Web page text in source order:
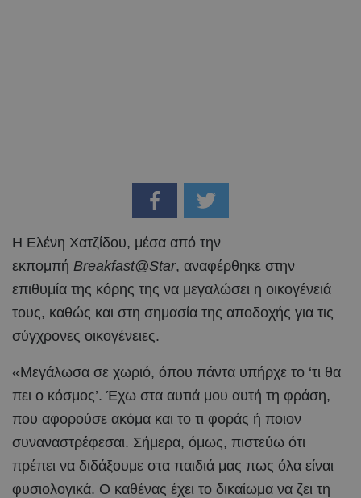
Η Ελένη Χατζίδου, μέσα από την
εκπομπή Breakfast@Star, αναφέρθηκε στην
επιθυμία της κόρης της να μεγαλώσει η οικογένειά
τους, καθώς και στη σημασία της αποδοχής για τις
σύγχρονες οικογένειες.
«Μεγάλωσα σε χωριό, όπου πάντα υπήρχε το ‘τι θα
πει ο κόσμος’. Έχω στα αυτιά μου αυτή τη φράση,
που αφορούσε ακόμα και το τι φοράς ή ποιον
συναναστρέφεσαι. Σήμερα, όμως, πιστεύω ότι
πρέπει να διδάξουμε στα παιδιά μας πως όλα είναι
φυσιολογικά. Ο καθένας έχει το δικαίωμα να ζει τη